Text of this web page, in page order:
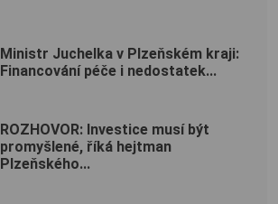
Ministr Juchelka v Plzeňském kraji:
Financování péče i nedostatek...
ROZHOVOR: Investice musí být
promyšlené, říká hejtman
Plzeňského...